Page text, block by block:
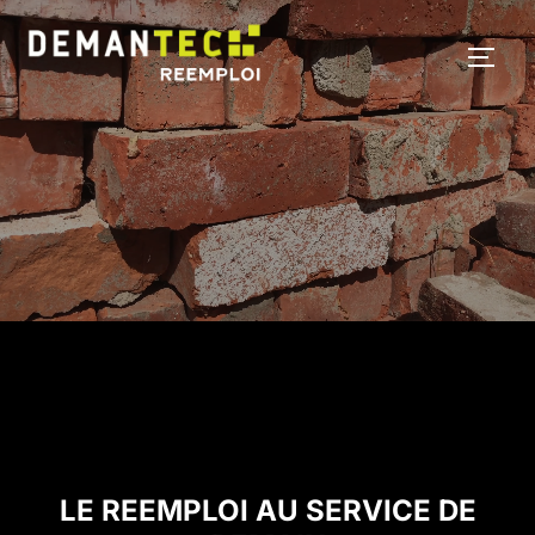
Aller
au
contenu
LE REEMPLOI AU SERVICE DE